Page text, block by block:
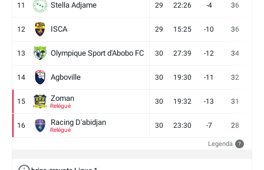
11 Stella Adjame 29 22:26 -4 36
12 ISCA 29 15:25 -10 36
13 Olympique Sport d'Abobo FC 30 27:39 -12 34
14 Agboville 30 19:30 -11 32
15 Zoman
Relégué
30 19:32 -13 31
16 Racing D'abidjan
Relégué
30 23:30 -7 28
Legenda ?